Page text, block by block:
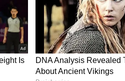
ಎಲ್ಲಾ ಪೋಷಕಾಂಶಗಳು ಹಂತ
ಮಣ್ಣಿನಲ್ಲಿರುವ